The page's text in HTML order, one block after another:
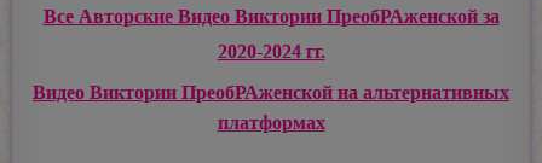
Все Авторские Видео Виктории ПреобРАженской за
2020-2024 гг.
Видео Виктории ПреобРАженской на альтернативных
платформах